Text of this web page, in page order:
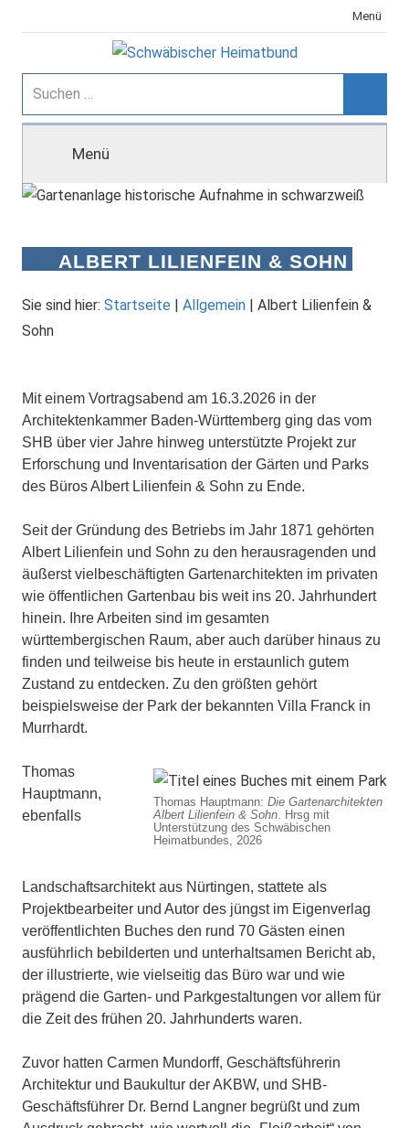
Inhalt
Menü
Schwäbischer
Heimatbund
Suchen
nach:
Menü
ALBERT LILIENFEIN & SOHN
Sie sind hier: Startseite | Allgemein | Albert Lilienfein &
Sohn
Mit einem Vortragsabend am 16.3.2026 in der
Architektenkammer Baden-Württemberg ging das vom
SHB über vier Jahre hinweg unterstützte Projekt zur
Erforschung und Inventarisation der Gärten und Parks
des Büros Albert Lilienfein & Sohn zu Ende.
Seit der Gründung des Betriebs im Jahr 1871 gehörten
Albert Lilienfein und Sohn zu den herausragenden und
äußerst vielbeschäftigten Gartenarchitekten im privaten
wie öffentlichen Gartenbau bis weit ins 20. Jahrhundert
hinein. Ihre Arbeiten sind im gesamten
württembergischen Raum, aber auch darüber hinaus zu
finden und teilweise bis heute in erstaunlich gutem
Zustand zu entdecken. Zu den größten gehört
beispielsweise der Park der bekannten Villa Franck in
Murrhardt.
Thomas Hauptmann: Die Gartenarchitekten
Albert Lilienfein & Sohn. Hrsg mit
Unterstützung des Schwäbischen
Heimatbundes, 2026
Thomas
Hauptmann,
ebenfalls
Landschaftsarchitekt aus Nürtingen, stattete als
Projektbearbeiter und Autor des jüngst im Eigenverlag
veröffentlichten Buches den rund 70 Gästen einen
ausführlich bebilderten und unterhaltsamen Bericht ab,
der illustrierte, wie vielseitig das Büro war und wie
prägend die Garten- und Parkgestaltungen vor allem für
die Zeit des frühen 20. Jahrhunderts waren.
Zuvor hatten Carmen Mundorff, Geschäftsführerin
Architektur und Baukultur der AKBW, und SHB-
Geschäftsführer Dr. Bernd Langner begrüßt und zum